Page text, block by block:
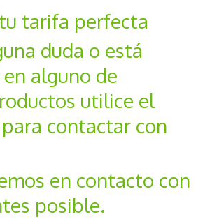
tarifa perfecta
duda o está
alguno de
utilice el
contactar con
en contacto con
posible.